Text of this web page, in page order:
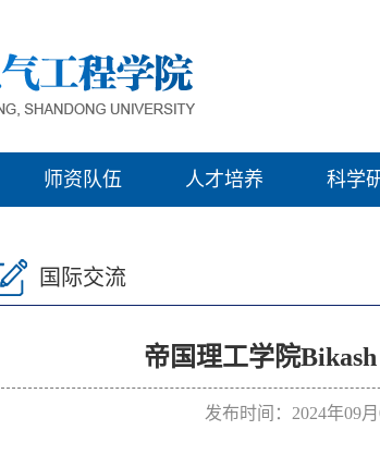
师资队伍 人才培养 科学
国际交流
帝国理工学院
发布时间：2024年09